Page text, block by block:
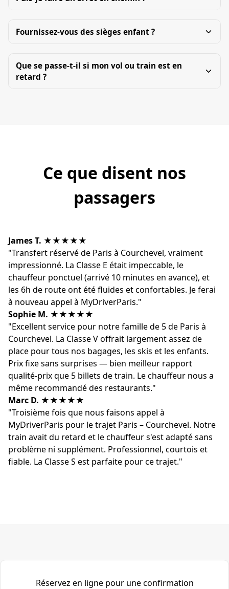
Fournissez-vous des sièges enfant ?
Que se passe-t-il si mon vol ou train est en
retard ?
Ce que disent nos
passagers
James T. ★★★★★
"Transfert réservé de Paris à Courchevel, vraiment
impressionné. La Classe E était impeccable, le
chauffeur ponctuel (arrivé 10 minutes en avance), et
les 6h de route ont été fluides et confortables. Je ferai
à nouveau appel à MyDriverParis."
Sophie M. ★★★★★
"Excellent service pour notre famille de 5 de Paris à
Courchevel. La Classe V offrait largement assez de
place pour tous nos bagages, les skis et les enfants.
Prix fixe sans surprises — bien meilleur rapport
qualité-prix que 5 billets de train. Le chauffeur nous a
même recommandé des restaurants."
Marc D. ★★★★★
"Troisième fois que nous faisons appel à
MyDriverParis pour le trajet Paris – Courchevel. Notre
train avait du retard et le chauffeur s'est adapté sans
problème ni supplément. Professionnel, courtois et
fiable. La Classe S est parfaite pour ce trajet."
Réservez en ligne pour une confirmation